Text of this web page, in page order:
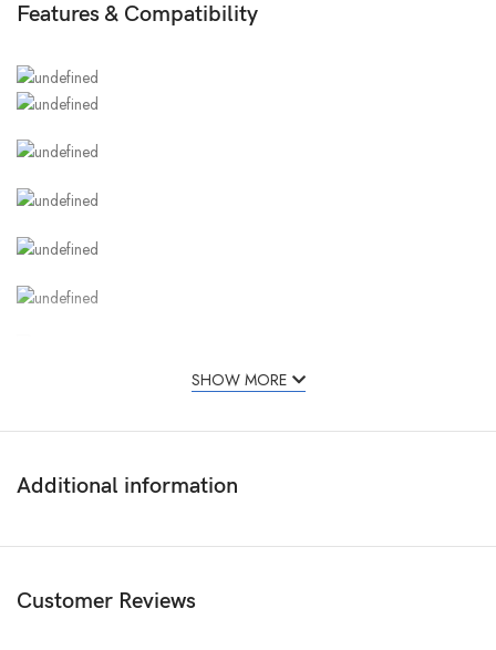
Features & Compatibility
SHOW MORE
Additional information
Customer Reviews